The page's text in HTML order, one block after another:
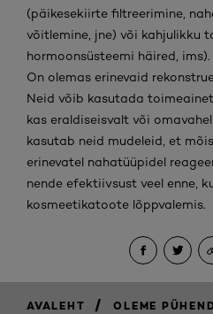
(päikesekiirte filtreerimine,
võitlemine, jne) või kahjulikku
hormoonsüsteemi häired, ims).
On olemas erinevaid
Neid võib kasutada
kas eraldiseisvalt või
kasutab neid mudeleid, et
erinevatel nahatüüpidel
nende efektiivsust veel enne,
kosmeetikatoote lõppvalemis.
AVALEHT / OLEME